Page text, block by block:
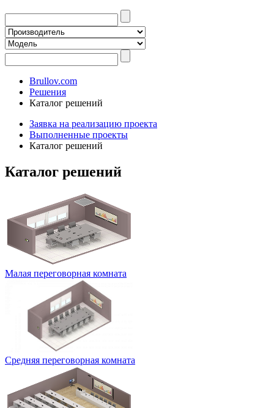
Brullov.com
Решения
Каталог решений
Заявка на реализацию проекта
Выполненные проекты
Каталог решений
Каталог решений
Малая переговорная комната
Средняя переговорная комната